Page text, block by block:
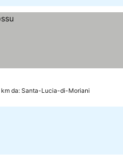
km da: Santa-Lucia-di-Moriani